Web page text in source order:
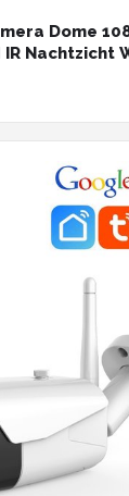
Dome
IR Nachtzicht